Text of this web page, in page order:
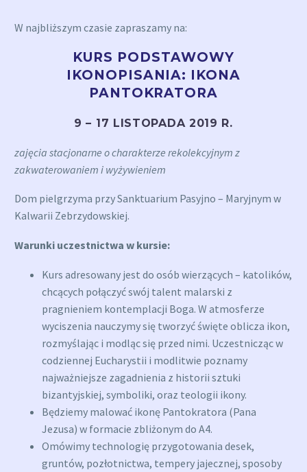
W najbliższym czasie zapraszamy na:
KURS PODSTAWOWY
IKONOPISANIA: IKONA
PANTOKRATORA
9 – 17 LISTOPADA 2019 R.
zajęcia stacjonarne o charakterze rekolekcyjnym z
zakwaterowaniem i wyżywieniem
Dom pielgrzyma przy Sanktuarium Pasyjno – Maryjnym w
Kalwarii Zebrzydowskiej.
Warunki uczestnictwa w kursie:
Kurs adresowany jest do osób wierzących – katolików,
chcących połączyć swój talent malarski z
pragnieniem kontemplacji Boga. W atmosferze
wyciszenia nauczymy się tworzyć święte oblicza ikon,
rozmyślając i modląc się przed nimi. Uczestnicząc w
codziennej Eucharystii i modlitwie poznamy
najważniejsze zagadnienia z historii sztuki
bizantyjskiej, symboliki, oraz teologii ikony.
Będziemy malować ikonę Pantokratora (Pana
Jezusa) w formacie zbliżonym do A4.
Omówimy technologię przygotowania desek,
gruntów, pozłotnictwa, tempery jajecznej, sposoby